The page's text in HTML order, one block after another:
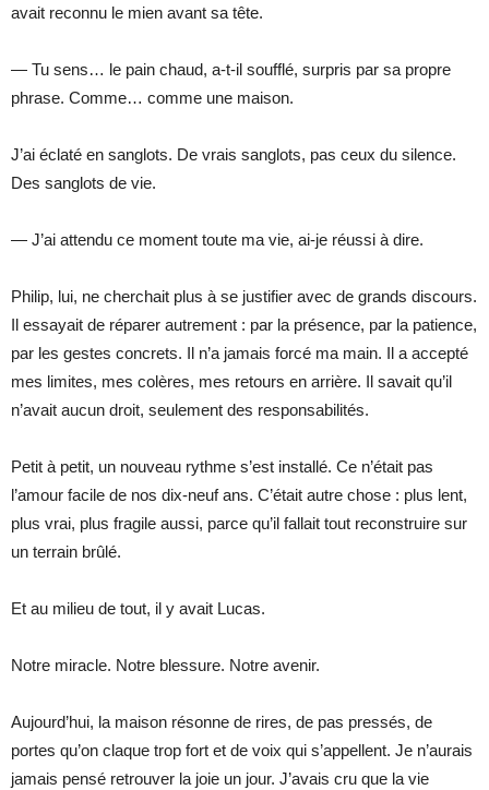
avait reconnu le mien avant sa tête.
— Tu sens… le pain chaud, a-t-il soufflé, surpris par sa propre
phrase. Comme… comme une maison.
J’ai éclaté en sanglots. De vrais sanglots, pas ceux du silence.
Des sanglots de vie.
— J’ai attendu ce moment toute ma vie, ai-je réussi à dire.
Philip, lui, ne cherchait plus à se justifier avec de grands discours.
Il essayait de réparer autrement : par la présence, par la patience,
par les gestes concrets. Il n’a jamais forcé ma main. Il a accepté
mes limites, mes colères, mes retours en arrière. Il savait qu’il
n’avait aucun droit, seulement des responsabilités.
Petit à petit, un nouveau rythme s’est installé. Ce n’était pas
l’amour facile de nos dix-neuf ans. C’était autre chose : plus lent,
plus vrai, plus fragile aussi, parce qu’il fallait tout reconstruire sur
un terrain brûlé.
Et au milieu de tout, il y avait Lucas.
Notre miracle. Notre blessure. Notre avenir.
Aujourd’hui, la maison résonne de rires, de pas pressés, de
portes qu’on claque trop fort et de voix qui s’appellent. Je n’aurais
jamais pensé retrouver la joie un jour. J’avais cru que la vie